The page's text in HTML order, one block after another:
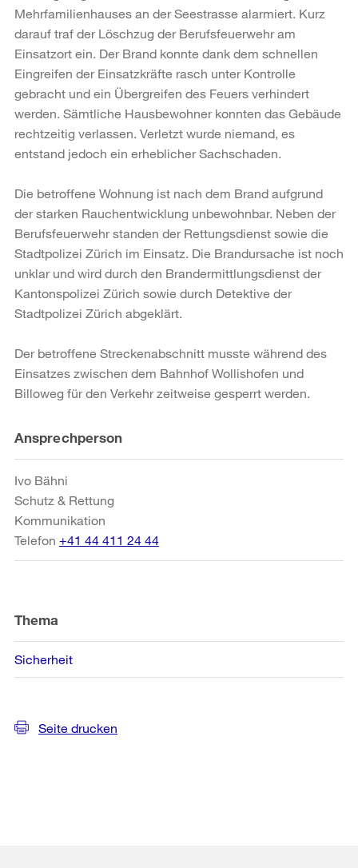
Mehrfamilienhauses an der Seestrasse alarmiert. Kurz
darauf traf der Löschzug der Berufsfeuerwehr am
Einsatzort ein. Der Brand konnte dank dem schnellen
Eingreifen der Einsatzkräfte rasch unter Kontrolle
gebracht und ein Übergreifen des Feuers verhindert
werden. Sämtliche Hausbewohner konnten das Gebäude
rechtzeitig verlassen. Verletzt wurde niemand, es
entstand jedoch ein erheblicher Sachschaden.
Die betroffene Wohnung ist nach dem Brand aufgrund
der starken Rauchentwicklung unbewohnbar. Neben der
Berufsfeuerwehr standen der Rettungsdienst sowie die
Stadtpolizei Zürich im Einsatz. Die Brandursache ist noch
unklar und wird durch den Brandermittlungsdienst der
Kantonspolizei Zürich sowie durch Detektive der
Stadtpolizei Zürich abgeklärt.
Der betroffene Streckenabschnitt musste während des
Einsatzes zwischen dem Bahnhof Wollishofen und
Billoweg für den Verkehr zeitweise gesperrt werden.
Weitere
Informationen
Ansprechperson
Ivo Bähni
Schutz & Rettung
Kommunikation
Telefon +41 44 411 24 44
Thema
Sicherheit
Seite drucken